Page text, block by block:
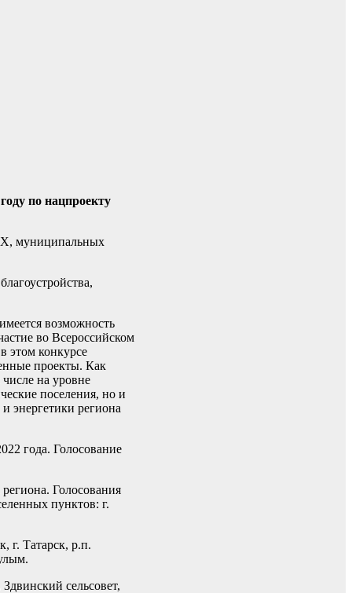
по нацпроекту
муниципальных
возможность
во Всероссийском
этом конкурсе
проекты. Как
на уровне
поселения, но и
энергетики региона
года. Голосование
Голосования
пунктов: г.
г. Татарск, р.п.
сельсовет,